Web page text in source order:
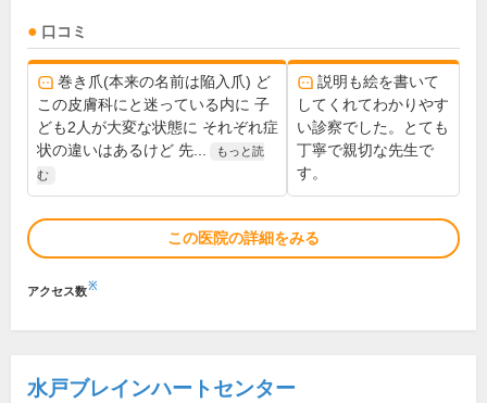
口コミ
巻き爪(本来の名前は陥入爪) ど
この皮膚科にと迷っている内に 子
ども2人が大変な状態に それぞれ症
状の違いはあるけど 先...
もっと読
む
説明も絵を書いて
してくれてわかりやす
い診察でした。とても
丁寧で親切な先生で
す。
この医院の詳細をみる
アクセス数※
水戸ブレインハートセンター